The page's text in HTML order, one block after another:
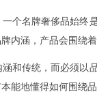
个名牌奢侈品始
内涵，产品会围绕
和传统，而必须
能地懂得如何围绕